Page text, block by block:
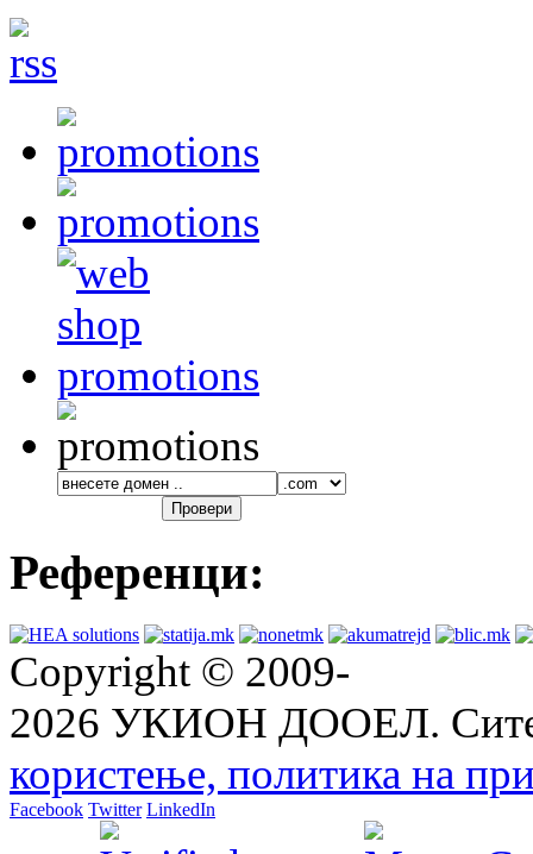
Референци:
Copyright © 2009-
2026 УКИОН ДООЕЛ. Сите
користење, политика на
Facebook Twitter LinkedIn